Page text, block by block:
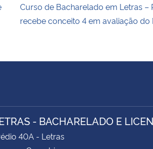
Curso de Bacharelado em Letras –
recebe conceito 4 em avaliação do
- BACHARELADO E
40A - Letras